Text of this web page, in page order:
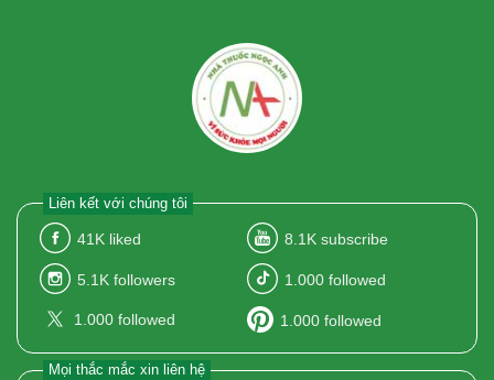
Liên kết với chúng tôi
41K liked 8.1K subscribe
5.1K followers 1.000 followed
1.000 followed 1.000 followed
Mọi thắc mắc xin liên hệ